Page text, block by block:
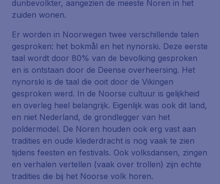
dunbevolkter, aangezien de meeste Noren in het
zuiden wonen.
Er worden in Noorwegen twee verschillende talen
gesproken: het bokmål en het nynorski. Deze eerste
taal wordt door 80% van de bevolking gesproken
en is ontstaan door de Deense overheersing. Het
nynorski is de taal die ooit door de Vikingen
gesproken werd. In de Noorse cultuur is gelijkheid
en overleg heel belangrijk. Eigenlijk was ook dit land,
en niet Nederland, de grondlegger van het
poldermodel. De Noren houden ook erg vast aan
tradities en oude klederdracht is nog vaak te zien
tijdens feesten en festivals. Ook volksdansen, zingen
en verhalen vertellen (vaak over trollen) zijn echte
tradities die bij het Noorse volk horen.